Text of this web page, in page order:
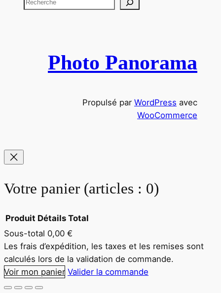
Photo Panorama
Propulsé par WordPress avec
WooCommerce
Votre panier (articles : 0)
Produits
dans
le
Produit Détails Total
Sous-total 0,00 €
Les frais d’expédition, les taxes et les remises sont
calculés lors de la validation de commande.
Voir mon panier Valider la commande